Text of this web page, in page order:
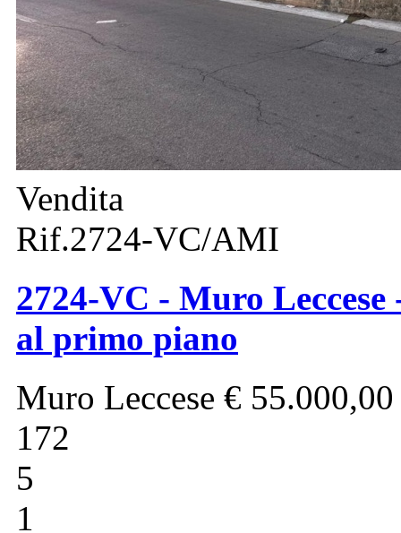
Vendita
Rif.2724-VC/AMI
2724-VC - Muro
al primo piano
Muro Leccese € 55.000,00
172
5
1